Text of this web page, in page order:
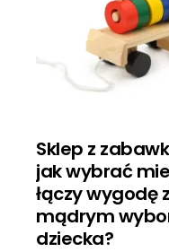
Sklep z
jak wybrać
łączy wygodę
mądrym
dziecka?